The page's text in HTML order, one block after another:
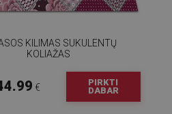
KILIMAS SUKULENTŲ
KOLIAŽAS
€
PIRKTI
DABAR